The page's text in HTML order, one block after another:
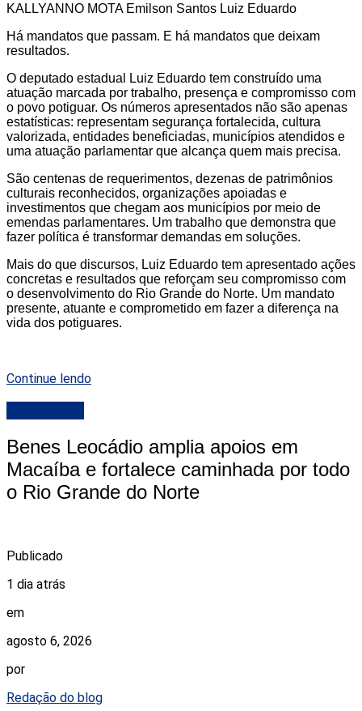
KALLYANNO MOTA Emilson Santos Luiz Eduardo
Há mandatos que passam. E há mandatos que deixam
resultados.
O deputado estadual Luiz Eduardo tem construído uma
atuação marcada por trabalho, presença e compromisso com
o povo potiguar. Os números apresentados não são apenas
estatísticas: representam segurança fortalecida, cultura
valorizada, entidades beneficiadas, municípios atendidos e
uma atuação parlamentar que alcança quem mais precisa.
São centenas de requerimentos, dezenas de patrimônios
culturais reconhecidos, organizações apoiadas e
investimentos que chegam aos municípios por meio de
emendas parlamentares. Um trabalho que demonstra que
fazer política é transformar demandas em soluções.
Mais do que discursos, Luiz Eduardo tem apresentado ações
concretas e resultados que reforçam seu compromisso com
o desenvolvimento do Rio Grande do Norte. Um mandato
presente, atuante e comprometido em fazer a diferença na
vida dos potiguares.
Continue lendo
Benes Leocádio amplia apoios em
Macaíba e fortalece caminhada por todo
o Rio Grande do Norte
Publicado
1 dia atrás
em
agosto 6, 2026
por
Redação do blog